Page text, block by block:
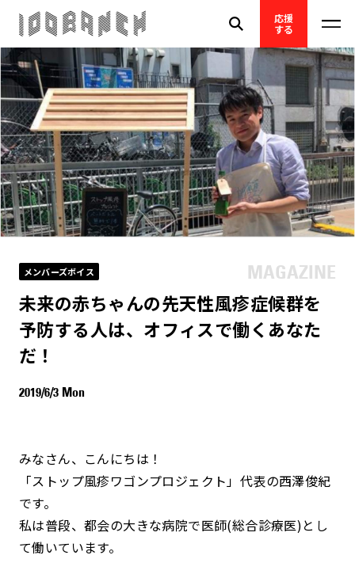
応援
する
メンバーズボイス
未来の赤ちゃんの先天性風疹症候群を
予防する人は、オフィスで働くあなた
だ！
2019/6/3 Mon
みなさん、こんにちは！
「ストップ風疹ワゴンプロジェクト」代表の西澤俊紀
です。
私は普段、都会の大きな病院で医師(総合診療医)とし
て働いています。